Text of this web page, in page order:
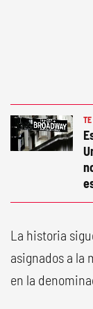
La historia
asignados a la
en la